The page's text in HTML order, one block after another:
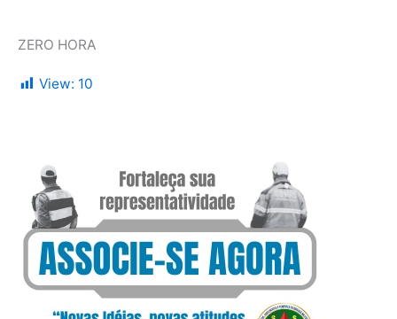
ZERO HORA
View: 10